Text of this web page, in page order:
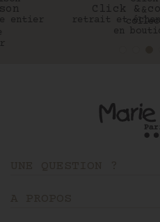
Click & collect
retrait et échange gratuit
en boutique